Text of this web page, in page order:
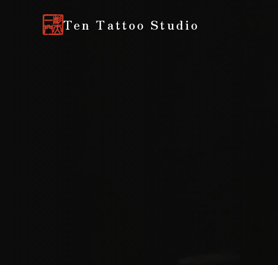
Ten Tattoo Studio